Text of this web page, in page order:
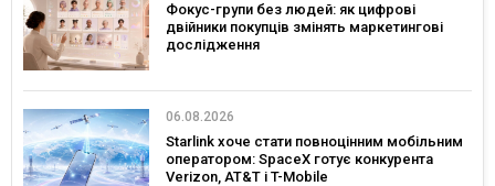
Фокус-групи без людей: як цифрові
двійники покупців змінять маркетингові
дослідження
06.08.2026
Starlink хоче стати повноцінним мобільним
оператором: SpaceX готує конкурента
Verizon, AT&T і T-Mobile